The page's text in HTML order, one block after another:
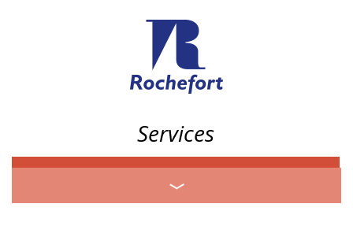
Services